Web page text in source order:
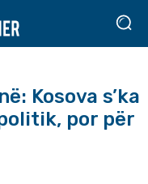
Kosova s’ka
por për